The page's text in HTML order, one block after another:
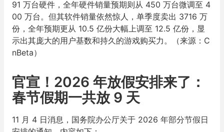
91 万台硬件，全年硬件销量预期则从 450 万台微调至 4
00 万台。但其软件销量依然惊人，单季度卖出 3716 万
份，全年预期更从 10.5 亿份大幅上调至 12.5 亿份，显
示出其庞大的用户基数和持久的游戏购买力。（来源：C
nBeta）
官宣！2026 年放假安排来了：
春节假期一共放 9 天
11 月 4 日消息，国务院办公厅关于 2026 年部分节假日